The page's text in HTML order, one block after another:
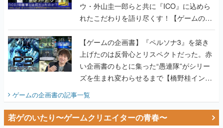
ウ・外山圭一郎らと共に『ICO』に込めら
れたこだわりを語り尽くす！【ゲームの企
画書】
【ゲームの企画書】『ペルソナ3』を築き
上げたのは反骨心とリスペクトだった。赤
い企画書のもとに集った“愚連隊”がシリー
ズを生まれ変わらせるまで【橋野桂インタ
ゲームの企画書の記事一覧
若ゲのいたり〜ゲームクリエイターの青春〜